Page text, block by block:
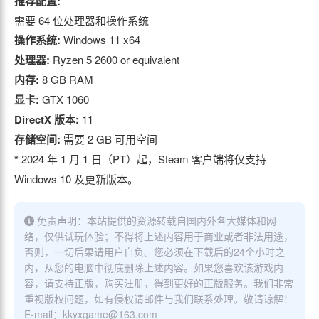
需要 64 位处理器和操作系统
操作系统: Windows 11 x64
处理器: Ryzen 5 2600 or equivalent
内存: 8 GB RAM
显卡: GTX 1060
DirectX 版本: 11
存储空间: 需要 2 GB 可用空间
*2024 年 1 月 1 日（PT）起，Steam 客户端将仅支持
Windows 10 及更新版本。
免责声明：本站提供的资源转载自国内外各大媒体和网
络，仅供试玩体验；不得将上述内容用于商业或者非法用途，
否则，一切后果请用户自负。您必须在下载后的24个小时之
内，从您的电脑中彻底删除上述内容。如果您喜欢该游戏内
容，请支持正版，购买注册，得到更好的正版服务。我们非常
重视版权问题，如有侵权请邮件与我们联系处理。敬请谅解！
E-mail：kkyxgame@163.com